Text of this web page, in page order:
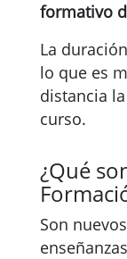
formativo
La
lo que es
distancia
curso.
¿Qué
Son